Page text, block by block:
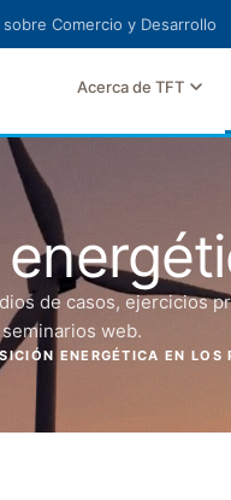
Comercio y Desarrollo
Acerca de TFT
de casos, ejercicios
web.
ENERGÉTICA EN LOS